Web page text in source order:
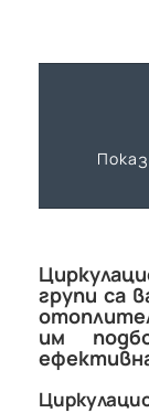
групи са
им